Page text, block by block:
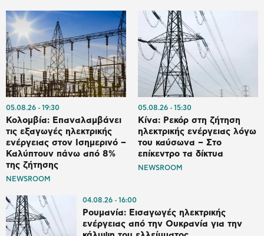
05.08.26 19:30
Κολομβία: Επαναλαμβάνει
τις εξαγωγές ηλεκτρικής
ενέργειας στον Ισημερινό –
Καλύπτουν πάνω από 8%
της ζήτησης
NEWSROOM
05.08.26 15:30
Κίνα: Ρεκόρ στη ζήτηση
ηλεκτρικής ενέργειας λόγω
του καύσωνα – Στο
επίκεντρο τα δίκτυα
NEWSROOM
04.08.26 16:00
Ρουμανία: Εισαγωγές ηλεκτρικής
ενέργειας από την Ουκρανία για την